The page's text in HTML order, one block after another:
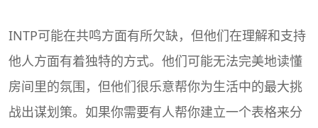
INTP可能在共鸣方面有所欠缺，但他们在理解和支持
他人方面有着独特的方式。他们可能无法完美地读懂
房间里的氛围，但他们很乐意帮你为生活中的最大挑
战出谋划策。如果你需要有人帮你建立一个表格来分